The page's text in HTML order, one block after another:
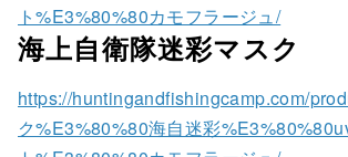
ト%E3%80%80カモフラージュ/
海上自衛隊迷彩マスク
https://huntingandfishingcamp.com/
ク%E3%80%80海自迷彩